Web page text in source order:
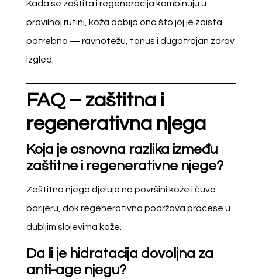
Kada se zaštita i regeneracija kombinuju u
pravilnoj rutini, koža dobija ono što joj je zaista
potrebno — ravnotežu, tonus i dugotrajan zdrav
izgled.
FAQ – zaštitna i
regenerativna njega
Koja je osnovna razlika između
zaštitne i regenerativne njege?
Zaštitna njega djeluje na površini kože i čuva
barijeru, dok regenerativna podržava procese u
dubljim slojevima kože.
Da li je hidratacija dovoljna za
anti-age njegu?